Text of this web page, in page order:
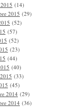
(14)
2015 (29)
(52)
(57)
(52)
(23)
(44)
(40)
(33)
(45)
2014 (29)
2014 (36)